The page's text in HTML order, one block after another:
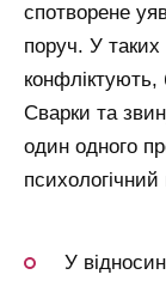
спотворене
поруч. У
Сварки та
один одного
психологічний
У